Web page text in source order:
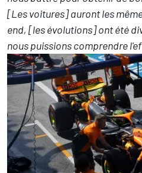
[Les voitures] auront les
end, [les évolutions] ont été
nous puissions comprendre